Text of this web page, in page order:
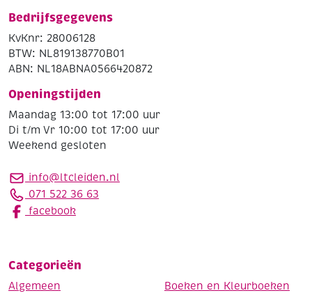
Bedrijfsgegevens
KvKnr: 28006128
BTW: NL819138770B01
ABN: NL18ABNA0566420872
Openingstijden
Maandag 13:00 tot 17:00 uur
Di t/m Vr 10:00 tot 17:00 uur
Weekend gesloten
info@ltcleiden.nl
071 522 36 63
facebook
Categorieën
Algemeen
Boeken en Kleurboeken